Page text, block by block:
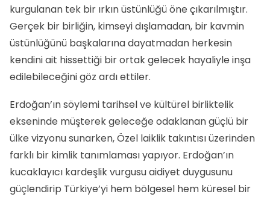
kurgulanan tek bir ırkın üstünlüğü öne çıkarılmıştır.
Gerçek bir birliğin, kimseyi dışlamadan, bir kavmin
üstünlüğünü başkalarına dayatmadan herkesin
kendini ait hissettiği bir ortak gelecek hayaliyle inşa
edilebileceğini göz ardı ettiler.
Erdoğan’ın söylemi tarihsel ve kültürel birliktelik
ekseninde müşterek geleceğe odaklanan güçlü bir
ülke vizyonu sunarken, Özel laiklik takıntısı üzerinden
farklı bir kimlik tanımlaması yapıyor. Erdoğan’ın
kucaklayıcı kardeşlik vurgusu aidiyet duygusunu
güçlendirip Türkiye’yi hem bölgesel hem küresel bir